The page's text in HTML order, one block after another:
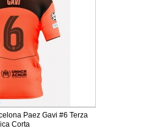
Paez Gavi #6 Terza
Corta